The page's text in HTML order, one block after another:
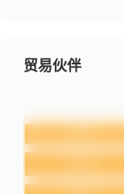
贸易伙伴